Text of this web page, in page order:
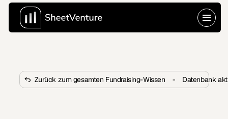
Zurück zum gesamten Fundraising-Wissen - Datenbank